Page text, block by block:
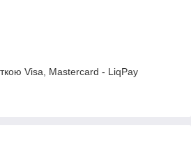
Visa, Mastercard - LiqPay